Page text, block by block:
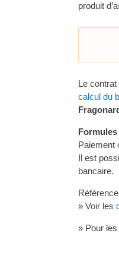
produit
Le
calcul du
Paiement
Il est
bancaire.
» Voir les
» Pour